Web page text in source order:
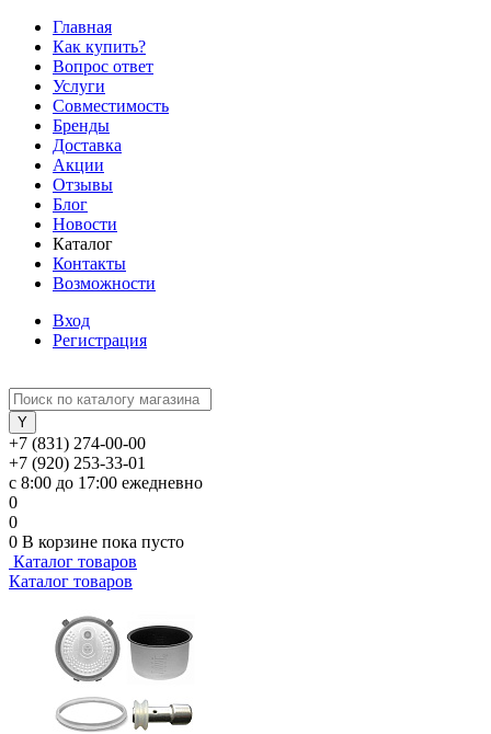
Главная
Как купить?
Вопрос ответ
Услуги
Совместимость
Бренды
Доставка
Акции
Отзывы
Блог
Новости
Каталог
Контакты
Возможности
Вход
Регистрация
+7 (831) 274-00-00
+7 (920) 253-33-01
с 8:00 до 17:00 ежедневно
0
0
0 В корзине пока пусто
Каталог товаров
Каталог товаров